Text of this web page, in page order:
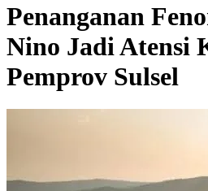
Penanganan
Nino Jadi Atensi
Pemprov Sulsel